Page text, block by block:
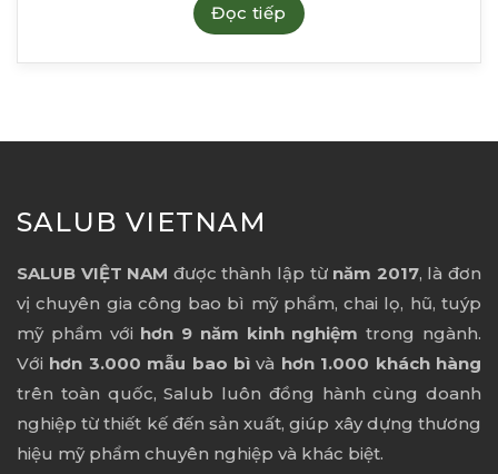
Đọc tiếp
SALUB VIETNAM
SALUB VIỆT NAM được thành lập từ năm 2017, là đơn
vị chuyên gia công bao bì mỹ phẩm, chai lọ, hũ, tuýp
mỹ phẩm với hơn 9 năm kinh nghiệm trong ngành.
Với hơn 3.000 mẫu bao bì và hơn 1.000 khách hàng
trên toàn quốc, Salub luôn đồng hành cùng doanh
nghiệp từ thiết kế đến sản xuất, giúp xây dựng thương
hiệu mỹ phẩm chuyên nghiệp và khác biệt.